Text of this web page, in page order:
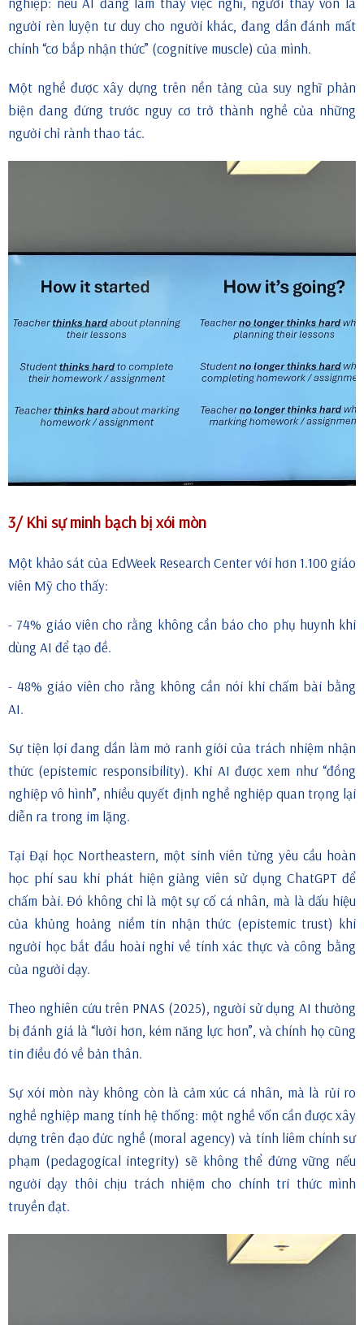
người rèn luyện tư duy cho người khác, đang dần đánh mất
chính “cơ bắp nhận thức” (cognitive muscle) của mình.
Một nghề được xây dựng trên nền tảng của suy nghĩ phản
biện đang đứng trước nguy cơ trở thành nghề của những
người chỉ rành thao tác.
3/ Khi sự minh bạch bị xói mòn
Một khảo sát của EdWeek Research Center với hơn 1.100 giáo
viên Mỹ cho thấy:
- 74% giáo viên cho rằng không cần báo cho phụ huynh khi
dùng AI để tạo đề.
- 48% giáo viên cho rằng không cần nói khi chấm bài bằng
AI.
Sự tiện lợi đang dần làm mờ ranh giới của trách nhiệm nhận
thức (epistemic responsibility). Khi AI được xem như “đồng
nghiệp vô hình”, nhiều quyết định nghề nghiệp quan trọng lại
diễn ra trong im lặng.
Tại Đại học Northeastern, một sinh viên từng yêu cầu hoàn
học phí sau khi phát hiện giảng viên sử dụng ChatGPT để
chấm bài. Đó không chỉ là một sự cố cá nhân, mà là dấu hiệu
của khủng hoảng niềm tin nhận thức (epistemic trust) khi
người học bắt đầu hoài nghi về tính xác thực và công bằng
của người dạy.
Theo nghiên cứu trên PNAS (2025), người sử dụng AI thường
bị đánh giá là “lười hơn, kém năng lực hơn”, và chính họ cũng
tin điều đó về bản thân.
Sự xói mòn này không còn là cảm xúc cá nhân, mà là rủi ro
nghề nghiệp mang tính hệ thống: một nghề vốn cần được xây
dựng trên đạo đức nghề (moral agency) và tính liêm chính sư
phạm (pedagogical integrity) sẽ không thể đứng vững nếu
người dạy thôi chịu trách nhiệm cho chính tri thức mình
truyền đạt.